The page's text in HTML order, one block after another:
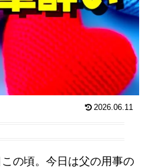
2026.06.11
の頃。今日は父の用事の